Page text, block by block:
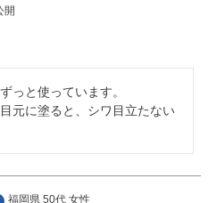
開
っと使っています。
元に塗ると、シワ目立たない
福岡県 50代 女性